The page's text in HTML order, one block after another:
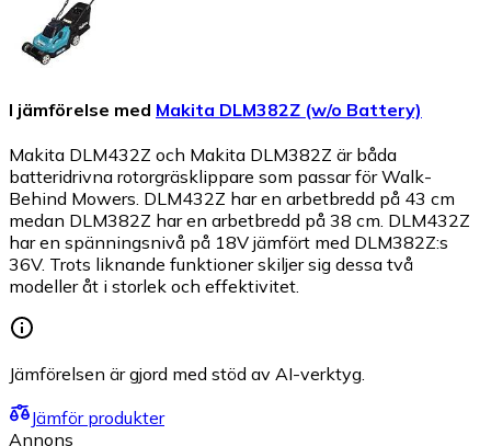
I jämförelse med Makita DLM382Z (w/o Battery)
Makita DLM432Z och Makita DLM382Z är båda
batteridrivna rotorgräsklippare som passar för Walk-
Behind Mowers. DLM432Z har en arbetbredd på 43 cm
medan DLM382Z har en arbetbredd på 38 cm. DLM432Z
har en spänningsnivå på 18V jämfört med DLM382Z:s
36V. Trots liknande funktioner skiljer sig dessa två
modeller åt i storlek och effektivitet.
Jämförelsen är gjord med stöd av AI-verktyg.
Jämför produkter
Annons